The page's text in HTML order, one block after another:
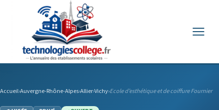
Accueil›Auvergne-Rhône-Alpes›Allier›Vichy›Ecole d’esthétique et de coiffure Fournier